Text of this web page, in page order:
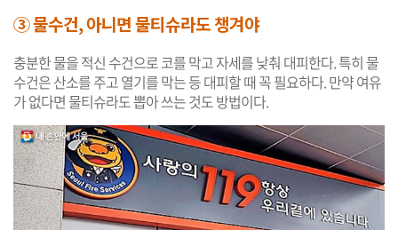
③ 물수건, 아니면 물티슈라도 챙겨야
충분한 물을 적신 수건으로 코를 막고 자세를 낮춰 대피한다. 특히 물
수건은 산소를 주고 열기를 막는 등 대피할 때 꼭 필요하다. 만약 여유
가 없다면 물티슈라도 뽑아 쓰는 것도 방법이다.